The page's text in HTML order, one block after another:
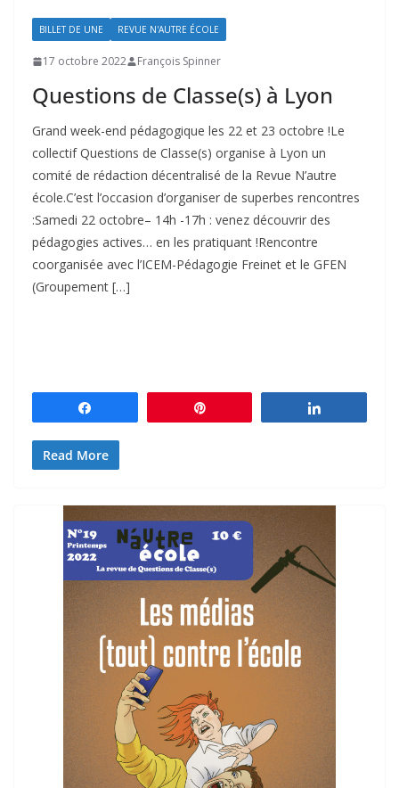
BILLET DE UNE REVUE N'AUTRE ÉCOLE
17 octobre 2022 François Spinner
Questions de Classe(s) à Lyon
Grand week-end pédagogique les 22 et 23 octobre !Le
collectif Questions de Classe(s) organise à Lyon un
comité de rédaction décentralisé de la Revue N’autre
école.C’est l’occasion d’organiser de superbes rencontres
:Samedi 22 octobre– 14h -17h : venez découvrir des
pédagogies actives… en les pratiquant !Rencontre
coorganisée avec l’ICEM-Pédagogie Freinet et le GFEN
(Groupement […]
Read More